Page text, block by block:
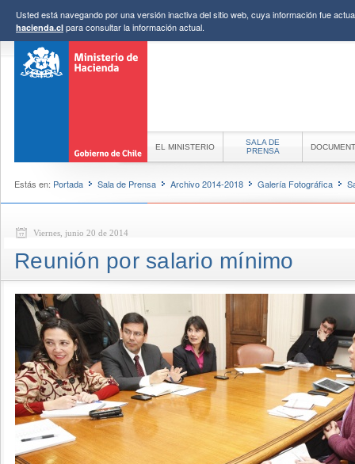
Usted está navegando por una versión inactiva del sitio web, cuya información fue
hacienda.cl para consultar la información actual.
EL MINISTERIO
SALA DE
PRENSA
Estás en: Portada Sala de Prensa Archivo 2014-2018 Galería Fotográfica
Viernes, junio 20 de 2014
Reunión por salario mínimo